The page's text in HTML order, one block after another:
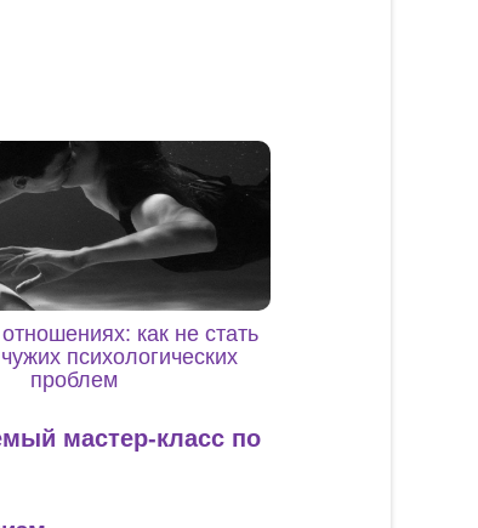
как не стать
психологических
проблем
мастер-класс по